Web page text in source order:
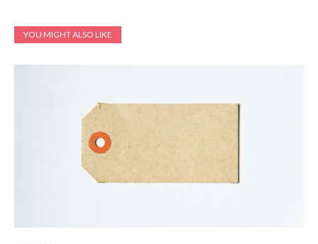
YOU MIGHT ALSO LIKE